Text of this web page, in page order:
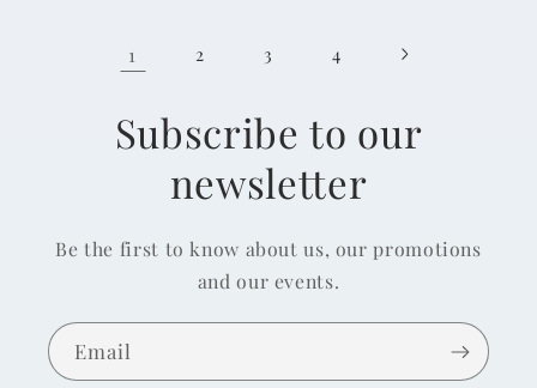
1 2 3 4
Subscribe to our
newsletter
Be the first to know about us, our promotions
and our events.
Email